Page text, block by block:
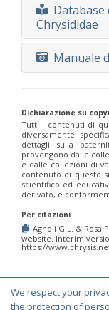
We respect your
the protection of
Database
Chrysididae
Manuale
Dichiarazione su
Tutti i contenuti di
diversamente
dettagli sulla
provengono dalle
e dalle collezioni di
contenuto di questo
scientifico ed
derivato, e
Per citazioni
Agnoli G.L. & Rosa
website. Interim
https://
© Copyright